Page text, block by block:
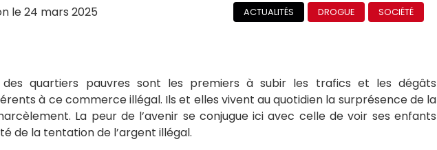
le24 mars 2025 ACTUALITÉS DROGUE SOCIÉTÉ
des quartiers pauvres sont les premiers à subir les trafics et les dégâts
à ce commerce illégal. Ils et elles vivent au quotidien la surprésence de la
La peur de l’avenir se conjugue ici avec celle de voir ses enfants
de la tentation de l’argent illégal.